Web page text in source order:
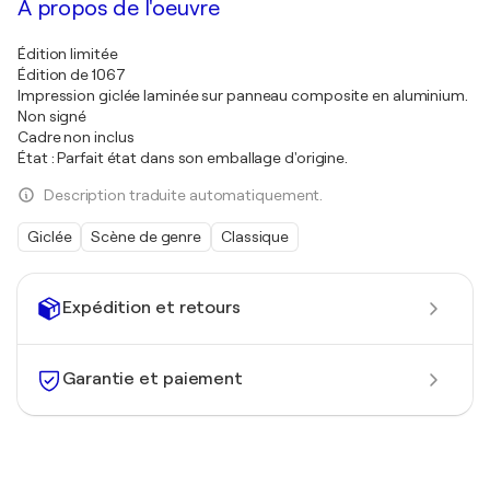
Expédition et retours
Garantie et paiement
À propos de l'oeuvre
Édition limitée
Édition de 1067
Impression giclée laminée sur panneau composite en aluminium.
Non signé
Cadre non inclus
État : Parfait état dans son emballage d'origine.
Description traduite automatiquement.
Giclée Scène de genre Classique